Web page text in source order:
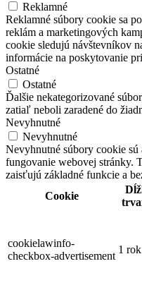
Reklamné
Reklamné súbory cookie sa
reklám a marketingových
cookie sledujú návštevníkov
informácie na poskytovanie
Ostatné
Ostatné
Ďalšie nekategorizované
zatiaľ neboli zaradené do
Nevyhnutné
Nevyhnutné
Nevyhnutné súbory cookie sú
fungovanie webovej stránky.
zaisťujú základné funkcie a
Cookie
cookielawinfo-
checkbox-advertisement
1 rok